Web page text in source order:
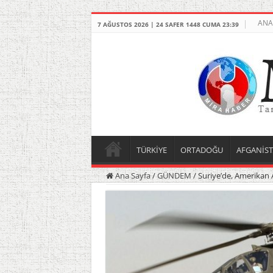
7 AĞUSTOS 2026 | 24 SAFER 1448 CUMA 23:39
TÜRKİYE ORTADOĞU
Ana Sayfa/GÜNDEM /Suriye’de,